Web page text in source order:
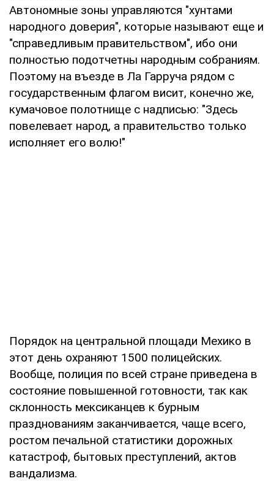
Автономные зоны управляются "хунтами
народного доверия", которые называют еще и
"справедливым правительством", ибо они
полностью подотчетны народным собраниям.
Поэтому на въезде в Ла Гарруча рядом с
государственным флагом висит, конечно же,
кумачовое полотнище с надписью: "Здесь
повелевает народ, а правительство только
исполняет его волю!"
Порядок на центральной площади Мехико в
этот день охраняют 1500 полицейских.
Вообще, полиция по всей стране приведена в
состояние повышенной готовности, так как
склонность мексиканцев к бурным
празднованиям заканчивается, чаще всего,
ростом печальной статистики дорожных
катастроф, бытовых преступлений, актов
вандализма.